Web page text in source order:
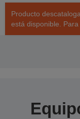
Producto
está disponible.